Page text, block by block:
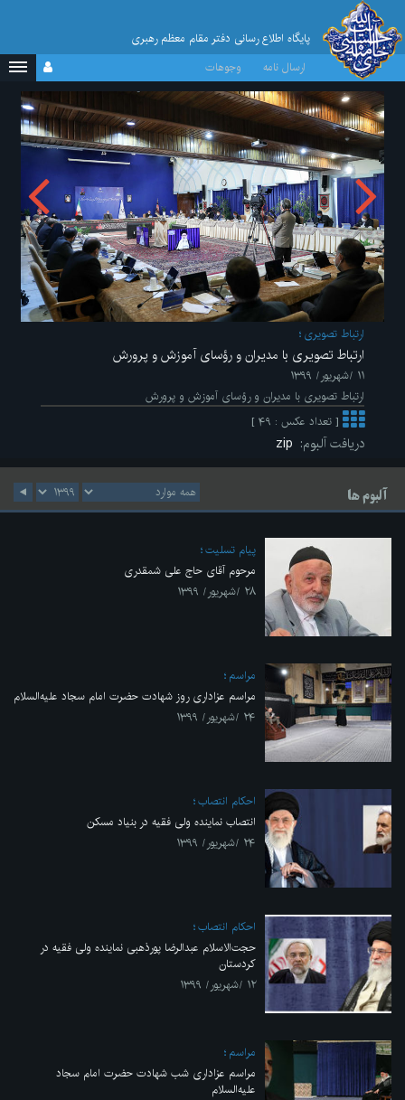
پایگاه اطلاع رسانی دفتر مقام معظم رهبری
ارسال نامه
وجوهات
ارتباط تصویری
ارتباط تصویری با مدیران و رؤسای آموزش و پرورش
۱۱ /شهریور/ ۱۳۹۹
ارتباط تصویری با مدیران و رؤسای آموزش و پرورش
[ تعداد عکس : ۴۹ ]
دریافت آلبوم:
آلبوم ها
پیام تسلیت
مرحوم آقای حاج علی شمقدری
۲۸ /شهریور/ ۱۳۹۹
مراسم
مراسم عزاداری روز شهادت حضرت امام سجاد علیه‌السلام
۲۴ /شهریور/ ۱۳۹۹
احکام انتصاب
انتصاب نماینده ولی فقیه در بنیاد مسکن
۲۴ /شهریور/ ۱۳۹۹
احکام انتصاب
حجت‌الاسلام عبدالرضا پورذهبی نماینده ولی فقیه در
کردستان
۱۲ /شهریور/ ۱۳۹۹
مراسم
مراسم عزاداری شب شهادت حضرت امام سجاد
علیه‌السلام